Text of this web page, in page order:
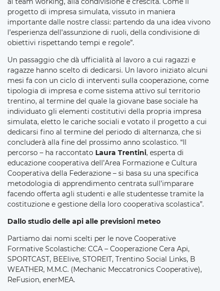
progetto di impresa simulata, vissuto in maniera
importante dalle nostre classi: partendo da una idea vivono
l’esperienza dell’assunzione di ruoli, della condivisione di
obiettivi rispettando tempi e regole”.
Un passaggio che dà ufficialità al lavoro a cui ragazzi e
ragazze hanno scelto di dedicarsi. Un lavoro iniziato alcuni
mesi fa con un ciclo di interventi sulla cooperazione, come
tipologia di impresa e come sistema attivo sul territorio
trentino, al termine del quale la giovane base sociale ha
individuato gli elementi costitutivi della propria impresa
simulata, eletto le cariche sociali e votato il progetto a cui
dedicarsi fino al termine del periodo di alternanza, che si
concluderà alla fine del prossimo anno scolastico. “Il
percorso – ha raccontato Laura Trentini, esperta di
educazione cooperativa dell’Area Formazione e Cultura
Cooperativa della Federazione – si basa su una specifica
metodologia di apprendimento centrata sull’imparare
facendo offerta agli studenti e alle studentesse tramite la
costituzione e gestione della loro cooperativa scolastica”.
Dallo studio delle api alle previsioni meteo
Partiamo dai nomi scelti per le nove Cooperative
Formative Scolastiche: CCA – Cooperazione Cera Api,
SPORTCAST, BEElive, STOREIT, Trentino Social Links, B
WEATHER, M.M.C. (Mechanic Meccatronics Cooperative),
ReFusion, enerMEA.